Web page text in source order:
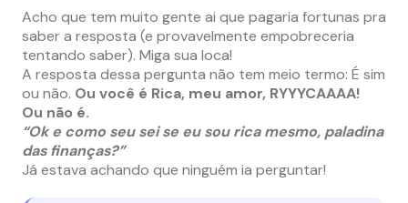
Acho que tem muito gente ai que pagaria fortunas pra
saber a resposta (e provavelmente empobreceria
tentando saber). Miga sua loca!
A resposta dessa pergunta não tem meio termo: É sim
ou não. Ou você é Rica, meu amor, RYYYCAAAA!
Ou não é.
“Ok e como seu sei se eu sou rica mesmo, paladina
das finanças?”
Já estava achando que ninguém ia perguntar!